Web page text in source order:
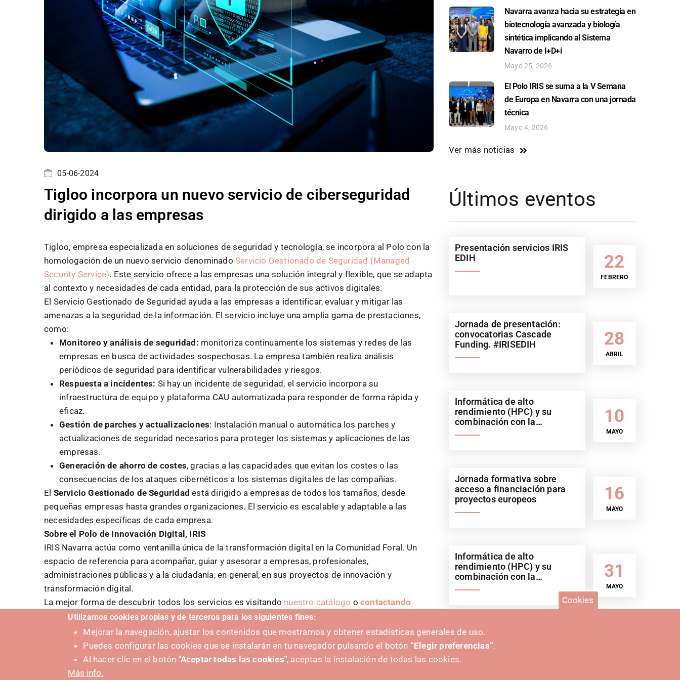
05-06-2024
Tigloo incorpora un nuevo servicio de ciberseguridad
dirigido a las empresas
Tigloo, empresa especializada en soluciones de seguridad y tecnología, se incorpora al Polo con la
homologación de un nuevo servicio denominadoServicio Gestionado de Seguridad (Managed
Security Service). Este servicio ofrece a las empresas una solución integral y flexible, que se adapta
al contexto y necesidades de cada entidad, para la protección de sus activos digitales.
El Servicio Gestionado de Seguridad ayuda a las empresas a identificar, evaluar y mitigar las
amenazas a la seguridad de la información. El servicio incluye una amplia gama de prestaciones,
como:
Monitoreo y análisis de seguridad: monitoriza continuamente los sistemas y redes de las
empresas en busca de actividades sospechosas. La empresa también realiza análisis
periódicos de seguridad para identificar vulnerabilidades y riesgos.
Respuesta a incidentes: Si hay un incidente de seguridad, el servicio incorpora su
infraestructura de equipo y plataforma CAU automatizada para responder de forma rápida y
eficaz.
Gestión de parches y actualizaciones: Instalación manual o automática los parches y
actualizaciones de seguridad necesarios para proteger los sistemas y aplicaciones de las
empresas.
Generación de ahorro de costes, gracias a las capacidades que evitan los costes o las
consecuencias de los ataques cibernéticos a los sistemas digitales de las compañías.
El Servicio Gestionado de Seguridad está dirigido a empresas de todos los tamaños, desde
pequeñas empresas hasta grandes organizaciones. El servicio es escalable y adaptable a las
necesidades específicas de cada empresa.
Sobre el Polo de Innovación Digital, IRIS
IRIS Navarra actúa como ventanilla única de la transformación digital en la Comunidad Foral. Un
espacio de referencia para acompañar, guiar y asesorar a empresas, profesionales,
administraciones públicas y a la ciudadanía, en general, en sus proyectos de innovación y
transformación digital.
La mejor forma de descubrir todos los servicios es visitando nuestro catálogo ocontactando
directamente con el equipo del Polo.
Navarra avanza hacia su estrategia en
biotecnología avanzada y biología
sintética implicando al Sistema
Navarro de I+D+i
Mayo 25, 2026
El Polo IRIS se suma a la V Semana
de Europa en Navarra con una jornada
técnica
Mayo 4, 2026
Ver más noticias
Últimos eventos
22
FEBRERO
Presentación servicios IRIS
EDIH
28
ABRIL
Jornada de presentación:
convocatorias Cascade
Funding. #IRISEDIH
10
MAYO
Informática de alto
rendimiento (HPC) y su
combinación con la
16
MAYO
Jornada formativa sobre
acceso a financiación para
proyectos europeos
31
MAYO
Informática de alto
rendimiento (HPC) y su
combinación con la
Ver más eventos
Cookies
Utilizamos cookies propias y de terceros para los siguientes fines:
Mejorar la navegación, ajustar los contenidos que mostramos y obtener estadísticas generales de uso.
Puedes configurar las cookies que se instalarán en tu navegador pulsando el botón “Elegir preferencias”.
Al hacer clic en el botón "Aceptar todas las cookies", aceptas la instalación de todas las cookies.
Más info.